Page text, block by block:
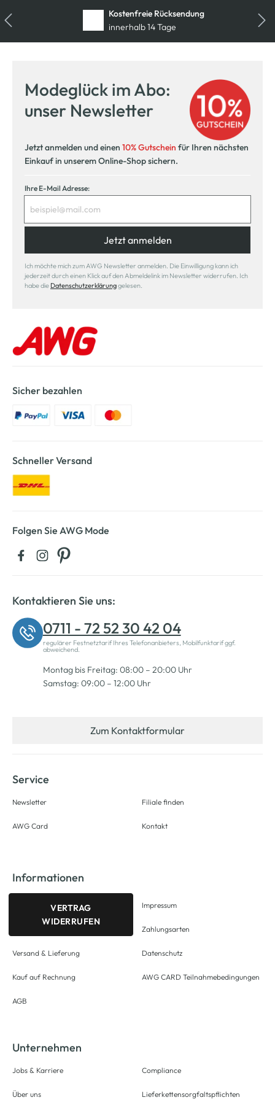
Kostenfreie Rücksendung
innerhalb 14 Tage
Modeglück im Abo:
unser Newsletter
Jetzt anmelden und einen 10% Gutschein für Ihren nächsten
Einkauf in unserem Online-Shop sichern.
Ihre E-Mail Adresse:
Jetzt anmelden
Ich möchte mich zum AWG Newsletter anmelden. Die Einwilligung kann ich
jederzeit durch einen Klick auf den Abmeldelink im Newsletter widerrufen. Ich
habe die Datenschutzerklärunggelesen.
Sicher bezahlen
Schneller Versand
Folgen Sie AWG Mode
Kontaktieren Sie uns:
0711 - 72 52 30 42 04
regulärer Festnetztarif Ihres Telefonanbieters, Mobilfunktarif ggf.
abweichend.
Montag bis Freitag: 08:00 – 20:00 Uhr
Samstag: 09:00 – 12:00 Uhr
Zum Kontaktformular
Service
Newsletter
AWG Card
Filiale finden
Kontakt
Informationen
VERTRAG
WIDERRUFEN
Versand & Lieferung
Kauf auf Rechnung
AGB
Impressum
Zahlungsarten
Datenschutz
AWG CARD Teilnahmebedingungen
Unternehmen
Jobs & Karriere
Über uns
Compliance
Lieferkettensorgfaltspflichten